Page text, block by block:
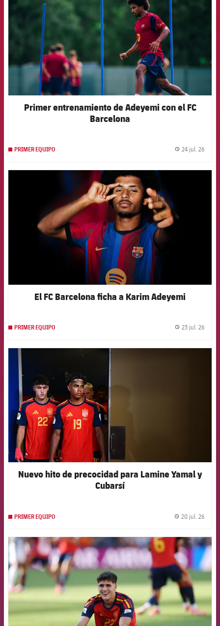
Primer entrenamiento de Adeyemi con el FC
Barcelona
PRIMER EQUIPO 24 jul. 26
FCB Barcelona badge
El FC Barcelona ficha a Karim Adeyemi
PRIMER EQUIPO 23 jul. 26
FCB Barcelona badge
Nuevo hito de precocidad para Lamine Yamal y
Cubarsí
PRIMER EQUIPO 20 jul. 26
FCB Barcelona badge